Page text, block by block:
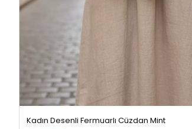
Kadın Desenli Fermuarlı Cüzdan Mint
249,99 TL